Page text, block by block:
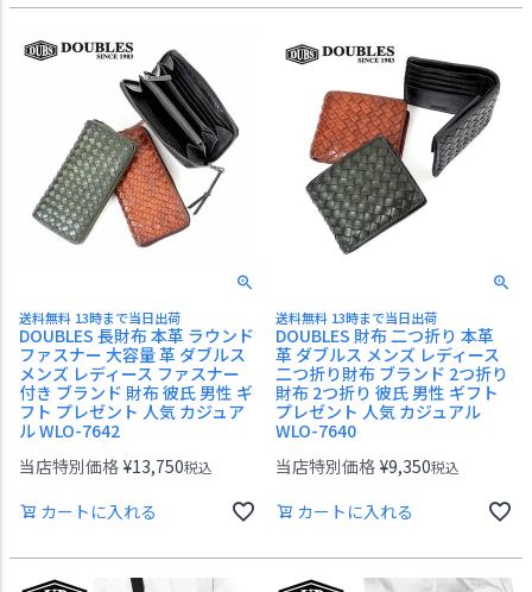
送料無料 13時まで当日出荷
DOUBLES 長財布 本革 ラウンド
ファスナー 大容量 革 ダブルス
メンズ レディース ファスナー
付き ブランド 財布 彼氏 男性 ギ
フト プレゼント 人気 カジュア
ル WLO-7642
当店特別価格 ¥13,750税込
カートに入れる
送料無料 13時まで当日出荷
DOUBLES 財布 二つ折り 本革
革 ダブルス メンズ レディース
二つ折り財布 ブランド 2つ折り
財布 2つ折り 彼氏 男性 ギフト
プレゼント 人気 カジュアル
WLO-7640
当店特別価格 ¥9,350税込
カートに入れる